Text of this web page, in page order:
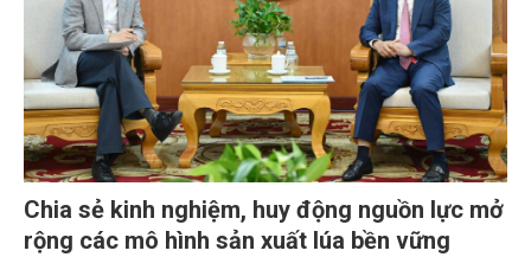
Chia sẻ kinh nghiệm, huy động nguồn lực mở
rộng các mô hình sản xuất lúa bền vững